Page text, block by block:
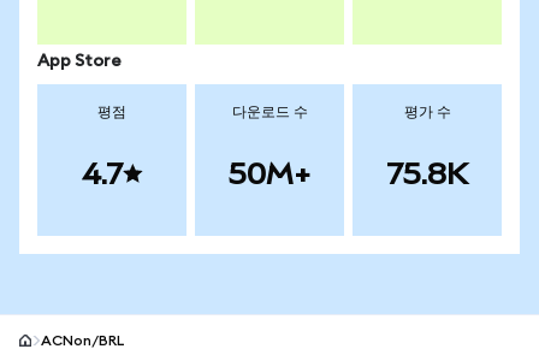
App Store
평점
4.7
다운로드 수
50M+
평가 수
75.8K
ACNon/BRL